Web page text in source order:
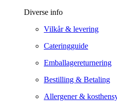
Diverse info
Vilkår & levering
Cateringguide
Emballagereturnering
Bestilling & Betaling
Allergener &